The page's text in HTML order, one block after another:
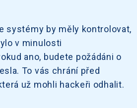
systémy by měly kontrolovat,
v minulosti
ano, budete požádáni o
To vás chrání před
už mohli hackeři odhalit.